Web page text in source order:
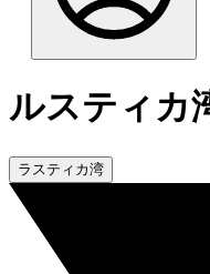
ルスティカ
ラスティカ湾